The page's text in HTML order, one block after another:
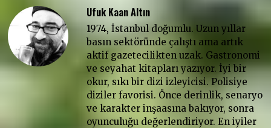
Ufuk Kaan Altın
1974, İstanbul doğumlu. Uzun yıllar
basın sektöründe çalıştı ama artık
aktif gazetecilikten uzak. Gastronomi
ve seyahat kitapları yazıyor. İyi bir
okur, sıkı bir dizi izleyicisi. Polisiye
diziler favorisi. Önce derinlik, senaryo
ve karakter inşaasına bakıyor, sonra
oyunculuğu değerlendiriyor. En iyiler